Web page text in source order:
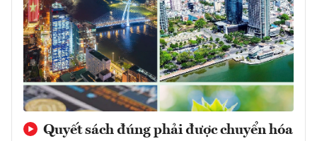
Quyết sách đúng phải được chuyển hóa